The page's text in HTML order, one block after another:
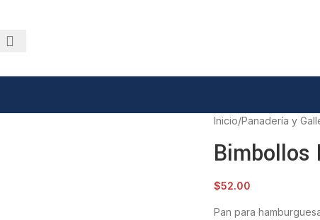
Inicio/Panadería y
Bimbollos
$52.00
Pan para